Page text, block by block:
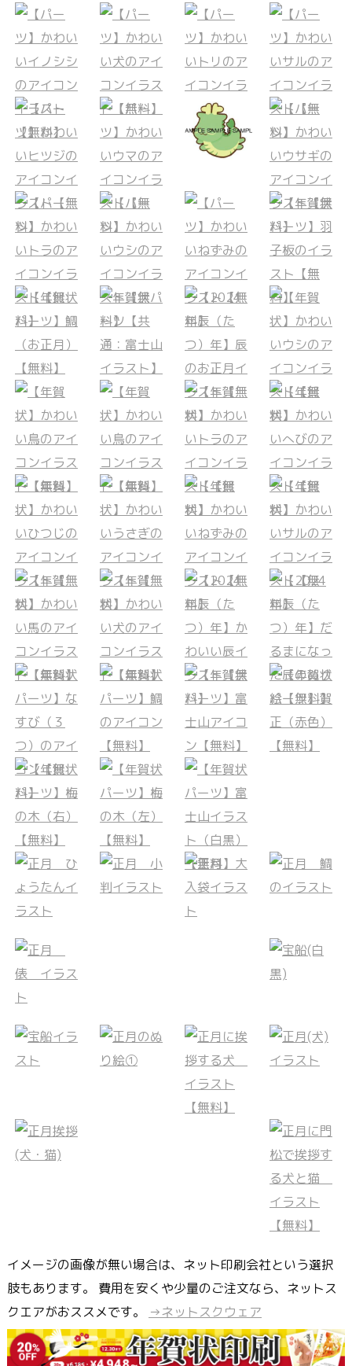
イメージの画像が無い場合は、ネット印刷会社という選択
肢もあります。 費用を安くや少量のご注文なら、ネットス
クエアがおススメです。
→ネットスクウェア